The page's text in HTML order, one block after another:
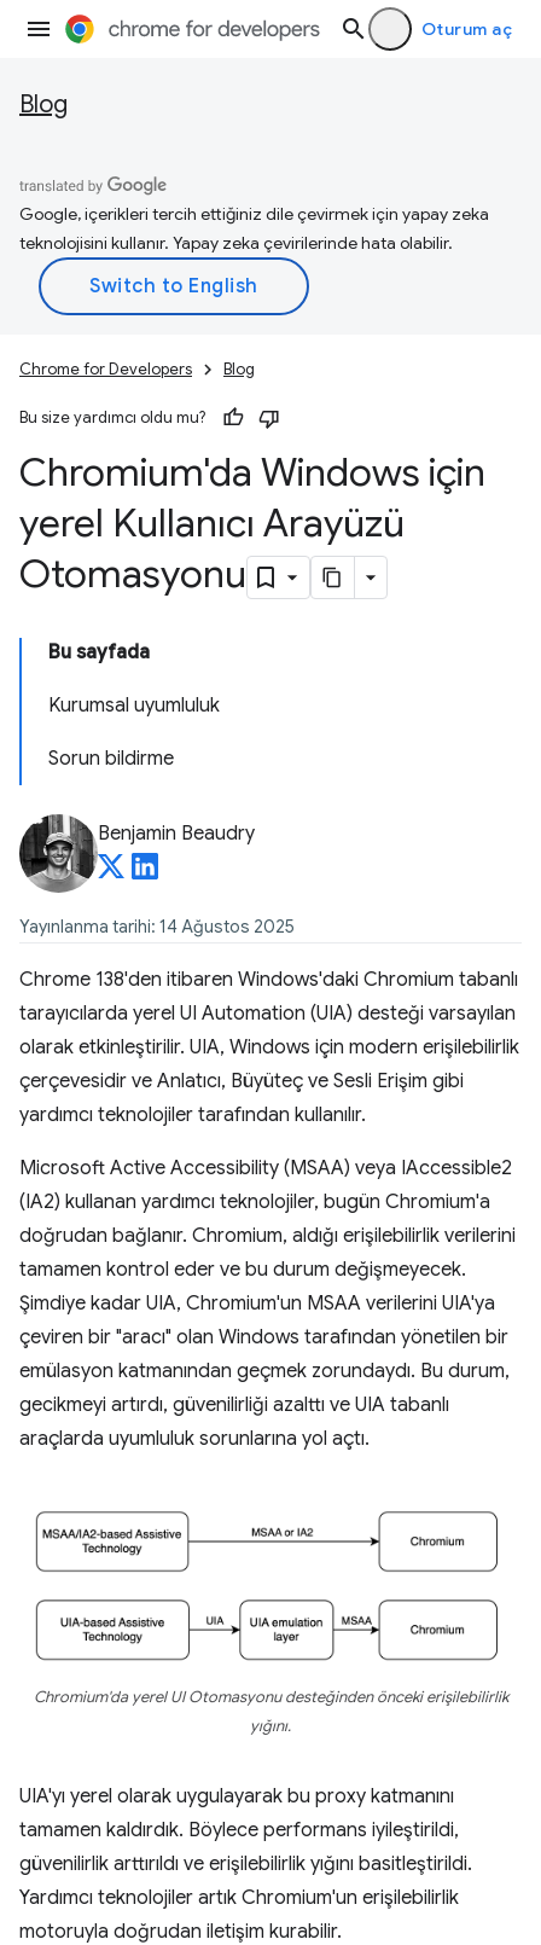
Oturum aç
Blog
Google, içerikleri tercih ettiğiniz dile çevirmek için yapay zeka
teknolojisini kullanır. Yapay zeka çevirilerinde hata olabilir.
Chrome for Developers Blog
Bu size yardımcı oldu mu?
Chromium'da Windows için
yerel Kullanıcı Arayüzü
Otomasyonu
Bu sayfada
Kurumsal uyumluluk
Sorun bildirme
Benjamin Beaudry
Yayınlanma tarihi: 14 Ağustos 2025
Chrome 138'den itibaren Windows'daki Chromium tabanlı
tarayıcılarda yerel UI Automation (UIA) desteği varsayılan
olarak etkinleştirilir. UIA, Windows için modern erişilebilirlik
çerçevesidir ve Anlatıcı, Büyüteç ve Sesli Erişim gibi
yardımcı teknolojiler tarafından kullanılır.
Microsoft Active Accessibility (MSAA) veya IAccessible2
(IA2) kullanan yardımcı teknolojiler, bugün Chromium'a
doğrudan bağlanır. Chromium, aldığı erişilebilirlik verilerini
tamamen kontrol eder ve bu durum değişmeyecek.
Şimdiye kadar UIA, Chromium'un MSAA verilerini UIA'ya
çeviren bir "aracı" olan Windows tarafından yönetilen bir
emülasyon katmanından geçmek zorundaydı. Bu durum,
gecikmeyi artırdı, güvenilirliği azalttı ve UIA tabanlı
araçlarda uyumluluk sorunlarına yol açtı.
Chromium'da yerel UI Otomasyonu desteğinden önceki erişilebilirlik
yığını.
UIA'yı yerel olarak uygulayarak bu proxy katmanını
tamamen kaldırdık. Böylece performans iyileştirildi,
güvenilirlik arttırıldı ve erişilebilirlik yığını basitleştirildi.
Yardımcı teknolojiler artık Chromium'un erişilebilirlik
motoruyla doğrudan iletişim kurabilir.